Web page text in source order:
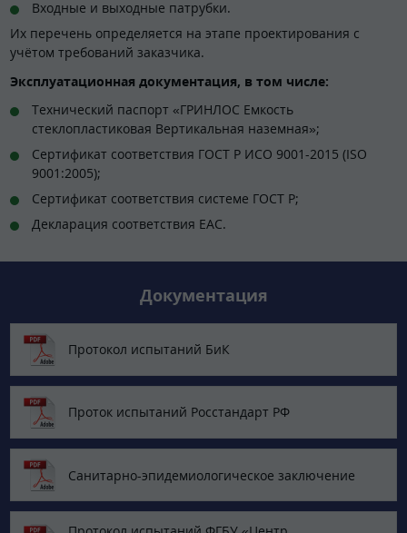
Входные и выходные патрубки.
Их перечень определяется на этапе проектирования с
учётом требований заказчика.
Эксплуатационная документация, в том числе:
Технический паспорт «ГРИНЛОС Емкость
стеклопластиковая Вертикальная наземная»;
Сертификат соответствия ГОСТ Р ИСО 9001-2015 (ISO
9001:2005);
Сертификат соответствия системе ГОСТ Р;
Декларация соответствия EAC.
Документация
Протокол испытаний БиК
Проток испытаний Росстандарт РФ
Санитарно-эпидемиологическое заключение